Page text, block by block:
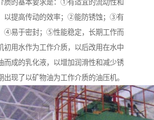
质的基本要求是：①有适宜的流动性和
以提高传动的效率；②能防锈蚀；③有
④易于密封；⑤性能稳定，长期工作而
初用水作为工作介质，以后改用在水中
而成的乳化液，以增加润滑性和减少锈
出现了以矿物油为工作介质的油压机。